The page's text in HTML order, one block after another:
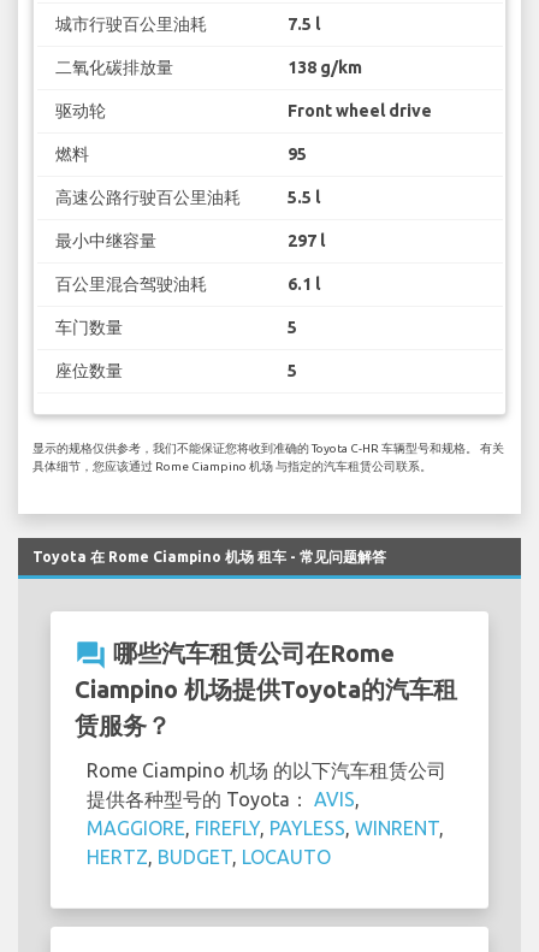
城市行驶百公里油耗 7.5 l
二氧化碳排放量 138 g/km
驱动轮 Front wheel drive
燃料 95
高速公路行驶百公里油耗 5.5 l
最小中继容量 297 l
百公里混合驾驶油耗 6.1 l
车门数量 5
座位数量 5
显示的规格仅供参考，我们不能保证您将收到准确的 Toyota C-HR 车辆型号和规格。 有关
具体细节，您应该通过 Rome Ciampino 机场 与指定的汽车租赁公司联系。
Toyota 在 Rome Ciampino 机场 租车 - 常见问题解答
question_answer 哪些汽车租赁公司在Rome
Ciampino 机场提供Toyota的汽车租
赁服务？
Rome Ciampino 机场 的以下汽车租赁公司
提供各种型号的 Toyota： AVIS,
MAGGIORE, FIREFLY, PAYLESS, WINRENT,
HERTZ, BUDGET, LOCAUTO